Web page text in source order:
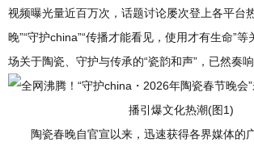
视频曝光量近百万次，话题讨论屡次登上各平台
晚”“守护china”“传播才能看见，使用才有生命”
场关于陶瓷、守护与传承的“瓷韵和声”，已然奏响
陶瓷春晚自官宣以来，迅速获得各界媒体的